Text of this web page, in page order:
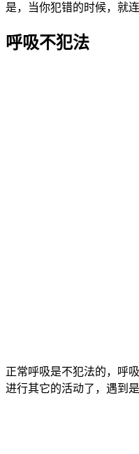
是，当你犯错的时候，就
呼吸不犯法
正常呼吸是不犯法的，呼
进行其它的活动了，遇到